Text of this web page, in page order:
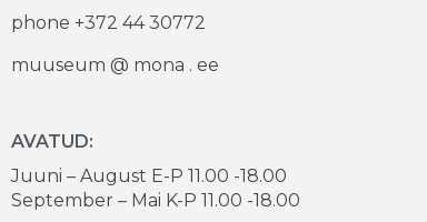
phone +372 44 30772
muuseum @ mona . ee
AVATUD:
Juuni – August E-P 11.00 -18.00
September – Mai K-P 11.00 -18.00